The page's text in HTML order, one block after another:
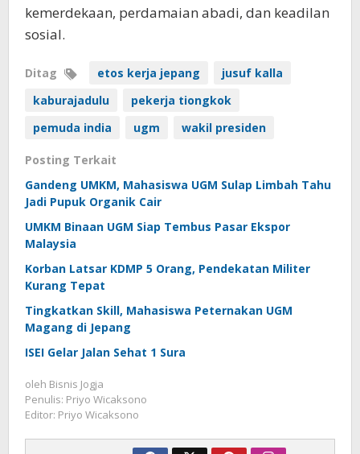
kemerdekaan, perdamaian abadi, dan keadilan
sosial.
Ditag etos kerja jepang
jusuf kalla
kaburajadulu
pekerja tiongkok
pemuda india
ugm wakil presiden
Posting Terkait
Gandeng UMKM, Mahasiswa UGM Sulap Limbah Tahu
Jadi Pupuk Organik Cair
UMKM Binaan UGM Siap Tembus Pasar Ekspor
Malaysia
Korban Latsar KDMP 5 Orang, Pendekatan Militer
Kurang Tepat
Tingkatkan Skill, Mahasiswa Peternakan UGM
Magang di Jepang
ISEI Gelar Jalan Sehat 1 Sura
oleh Bisnis Jogja
Penulis: Priyo Wicaksono
Editor: Priyo Wicaksono